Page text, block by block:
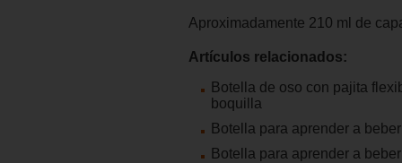
Aproximadamente 210 ml de
Artículos relacionados:
Botella de oso con pajita
boquilla
Botella para aprender a
Botella para aprender a